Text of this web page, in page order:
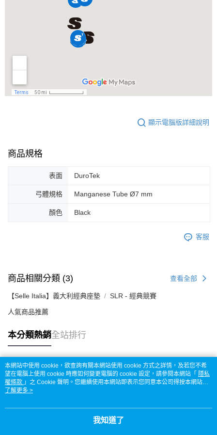
顯示電腦版詳細說明
商品規格
表面 DuroTek
弓體規格 Manganese Tube Ø7 mm
顏色 Black
客服
商品相關分類 (3) 查看全部
【Selle Italia】義大利經典座墊 SLR - 經典競賽
人氣商品推薦
本分類熱銷全站排行
熱門標籤
本網站中使用 cookie，欲查詢有關本網站使用 cookie 方式之詳情，及若您不希
望在電腦上使用 cookie 時應如何變更電腦的 cookie 設定，請參閱本網站「 隱私
權條款 」之 Cookie 聲明。您繼續使用本網站即表示您同意本公司得按本網站使
用條款之 Cookie 聲明使用 cookie。
了解更多 >
我知道了